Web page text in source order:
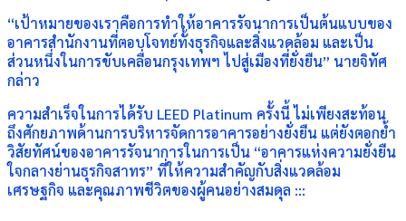
“เป้าหมายของเราคือการทำให้อาคารรัจนาการเป็นต้นแบบของ
อาคารสำนักงานที่ตอบโจทย์ทั้งธุรกิจและสิ่งแวดล้อม และเป็น
ส่วนหนึ่งในการขับเคลื่อนกรุงเทพฯ ไปสู่เมืองที่ยั่งยืน” นายจิทัศ
กล่าว
ความสำเร็จในการได้รับ LEED Platinum ครั้งนี้ ไม่เพียงสะท้อน
ถึงศักยภาพด้านการบริหารจัดการอาคารอย่างยั่งยืน แต่ยังตอกย้ำ
วิสัยทัศน์ของอาคารรัจนาการในการเป็น “อาคารแห่งความยั่งยืน
ใจกลางย่านธุรกิจสาทร” ที่ให้ความสำคัญกับสิ่งแวดล้อม
เศรษฐกิจ และคุณภาพชีวิตของผู้คนอย่างสมดุล :::